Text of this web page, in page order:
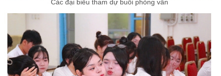
Các đại biểu tham dự buổi phỏng vấn